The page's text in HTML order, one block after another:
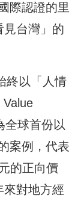
際認證的里
見台灣」的
終以「人情
全球首份以
案例，代表
的正向價
來對地方經